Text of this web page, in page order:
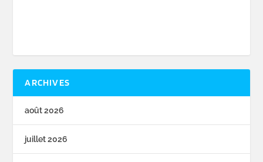
ARCHIVES
août 2026
juillet 2026